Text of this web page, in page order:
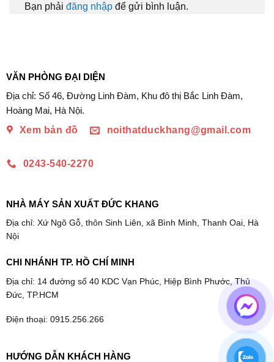
Bạn phải đăng nhập để gửi bình luận.
VĂN PHÒNG ĐẠI DIỆN
Địa chỉ: Số 46, Đường Linh Đàm, Khu đô thị Bắc Linh Đàm,
Hoàng Mai, Hà Nội.
Xem bản đồ
noithatduckhang@gmail.com
0243-540-2270
NHÀ MÁY SẢN XUẤT ĐỨC KHANG
Địa chỉ: Xứ Ngõ Gỗ, thôn Sinh Liên, xã Bình Minh, Thanh Oai, Hà
Nội
CHI NHÁNH TP. HỒ CHÍ MINH
Địa chỉ: 14 đường số 40 KDC Vạn Phúc, Hiệp Bình Phước, Thủ
Đức, TP.HCM
Điện thoại: 0915.256.266
HƯỚNG DẪN KHÁCH HÀNG